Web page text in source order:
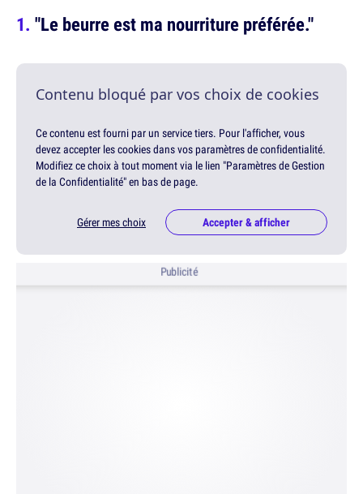
"Le beurre est ma nourriture préférée."
Contenu bloqué par vos choix de cookies
Ce contenu est fourni par un service tiers. Pour l'afficher, vous
devez accepter les cookies dans vos paramètres de confidentialité.
Modifiez ce choix à tout moment via le lien "Paramètres de Gestion
de la Confidentialité" en bas de page.
Gérer mes choix Accepter & afficher
Publicité